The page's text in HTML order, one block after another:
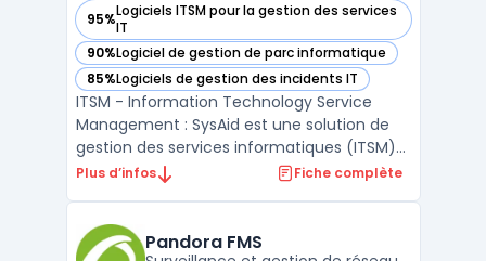
95%Logiciels ITSM pour la gestion des services
IT
— voir SysAid dans cette catégorie
90%Logiciel de gestion de parc informatique
— voir SysAid dans cette catégorie
85%Logiciels de gestion des incidents IT
— voir SysAid dans cette catégorie
ITSM - Information Technology Service
Management : SysAid est une solution de
gestion des services informatiques (ITSM)
tout-en-un qui simplifie les tâches de
les besoins de l'ITSM, pour fournir aux
Plus d’infos Fiche complète
Pandora FMS